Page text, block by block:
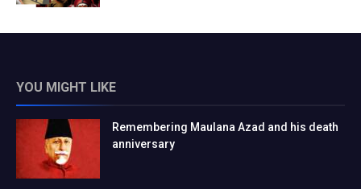
YOU MIGHT LIKE
Remembering Maulana Azad and his death
anniversary